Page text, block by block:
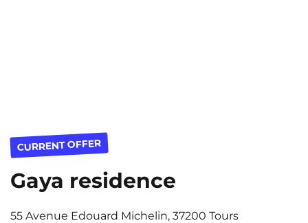
CURRENT OFFER
Gaya residence
55 Avenue Edouard Michelin, 37200 Tours